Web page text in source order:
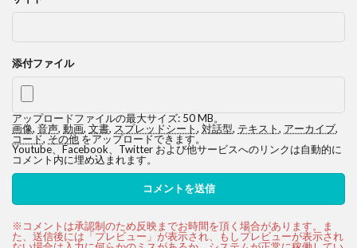
添付ファイル
アップロードファイルの最大サイズ: 50 MB。
画像, 音声, 動画, 文書, スプレッドシート, 対話型, テキスト, アーカイブ,
コード,その他をアップロードできます。
Youtube、Facebook、Twitter および他サービスへのリンクは自動的に
コメント内に埋め込まれます。